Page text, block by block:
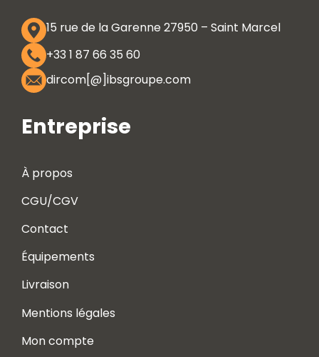
15 rue de la Garenne 27950 – Saint Marcel
+33 1 87 66 35 60
dircom[@]ibsgroupe.com
Entreprise
À propos
CGU/CGV
Contact
Équipements
Livraison
Mentions légales
Mon compte